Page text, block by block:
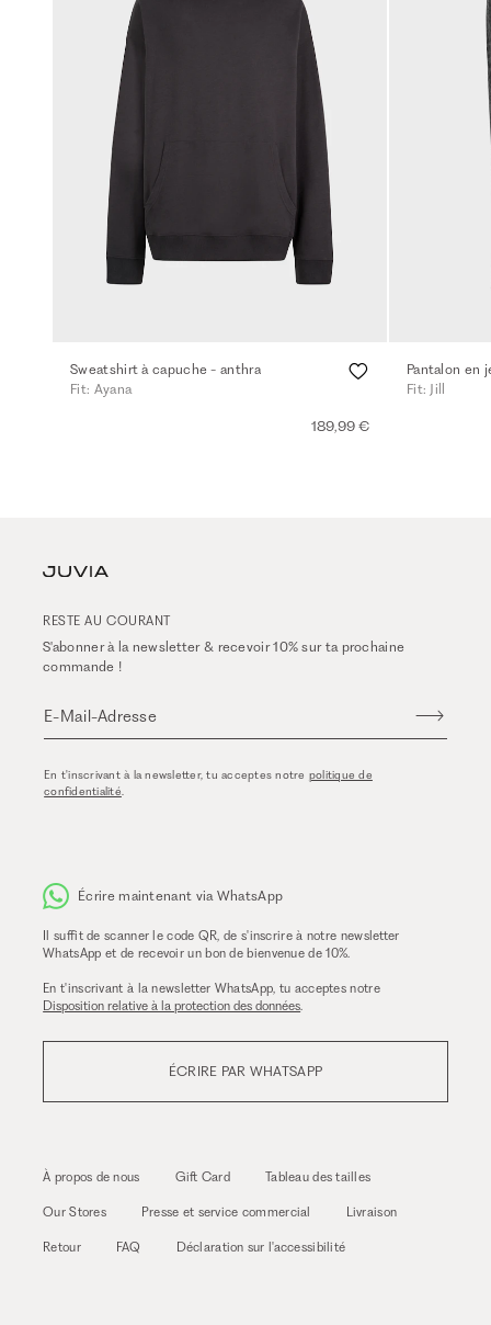
Sweatshirt à capuche - anthra
Fit: Ayana
189,99 €
Pantalon en
Fit: Jill
RESTE AU COURANT
S'abonner à la newsletter & recevoir 10% sur ta prochaine
commande !
E-Mail-Adresse
En t'inscrivant à la newsletter, tu acceptes notre politique de
confidentialité
Écrire maintenant via WhatsApp
Il suffit de scanner le code QR, de s'inscrire à notre newsletter
WhatsApp et de recevoir un bon de bienvenue de 10%.
En t'inscrivant à la newsletter WhatsApp, tu acceptes notre
Disposition relative à la protection des données
ÉCRIRE PAR WHATSAPP
À propos de nous Gift Card Tableau des tailles
Our Stores Presse et service commercial Livraison
Retour FAQ Déclaration sur l'accessibilité